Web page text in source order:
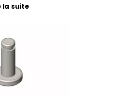
la suite